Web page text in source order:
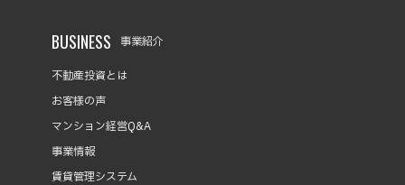
BUSINESS 事業紹介
不動産投資とは
お客様の声
マンション経営Q&A
事業情報
賃貸管理システム